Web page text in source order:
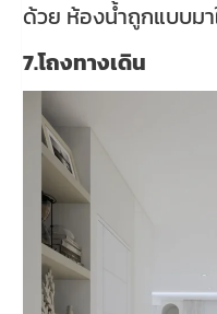
ด้วย ห้องน้ำถูกแบบมา
7.โถงทางเดิน